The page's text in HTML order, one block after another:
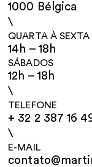
1000 Bélgica
\
QUARTA À SEXTA
14h – 18h
SÁBADOS
12h – 18h
\
TELEFONE
+ 32 2 387 16
\
E-MAIL